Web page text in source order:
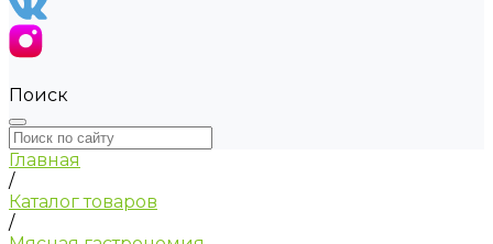
Поиск
Главная
/
Каталог товаров
/